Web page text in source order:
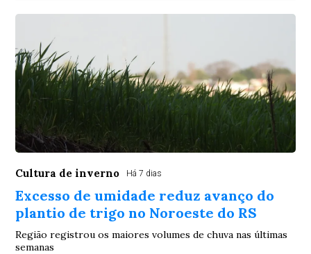
Cultura de inverno Há 7 dias
Excesso de umidade reduz avanço do
plantio de trigo no Noroeste do RS
Região registrou os maiores volumes de chuva nas últimas
semanas